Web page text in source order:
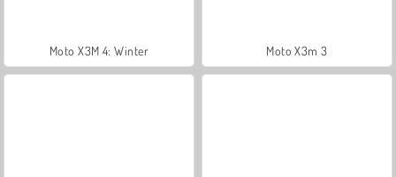
Moto X3M 4: Winter Moto X3m 3